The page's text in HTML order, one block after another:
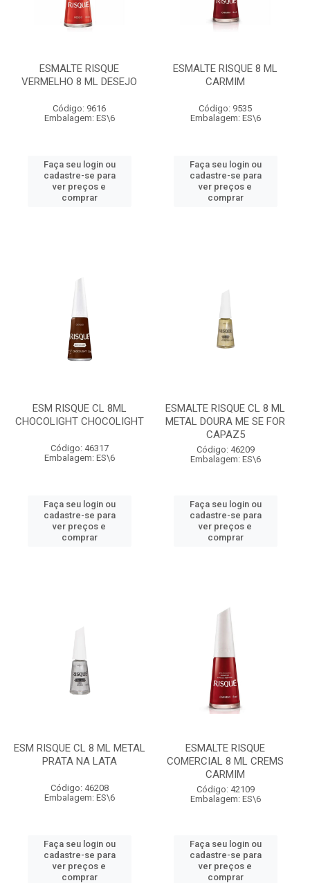
ESMALTE RISQUE
VERMELHO 8 ML DESEJO
Código: 9616
Embalagem: ES\6
Faça seu login ou
cadastre-se para
ver preços e
comprar
ESMALTE RISQUE 8 ML
CARMIM
Código: 9535
Embalagem: ES\6
Faça seu login ou
cadastre-se para
ver preços e
comprar
ESM RISQUE CL 8ML
CHOCOLIGHT CHOCOLIGHT
Código: 46317
Embalagem: ES\6
Faça seu login ou
cadastre-se para
ver preços e
comprar
ESMALTE RISQUE CL 8 ML
METAL DOURA ME SE FOR
CAPAZ5
Código: 46209
Embalagem: ES\6
Faça seu login ou
cadastre-se para
ver preços e
comprar
ESM RISQUE CL 8 ML METAL
PRATA NA LATA
Código: 46208
Embalagem: ES\6
Faça seu login ou
cadastre-se para
ver preços e
comprar
ESMALTE RISQUE
COMERCIAL 8 ML CREMS
CARMIM
Código: 42109
Embalagem: ES\6
Faça seu login ou
cadastre-se para
ver preços e
comprar